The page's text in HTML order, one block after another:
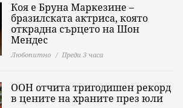
Коя е Бруна Маркезине –
бразилската актриса, която
открадна сърцето на Шон
Мендес
Любопитно Преди 3 часа
ООН отчита тригодишен рекорд
в цените на храните през юли